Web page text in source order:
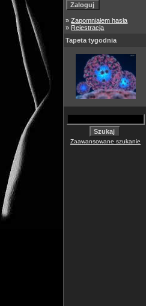
»Zapomniałem hasła
» Rejestracja
Tapeta tygodnia
Zaawansowane szukanie